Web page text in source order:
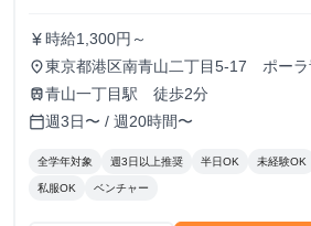
currency_yen 時給1,300円～
place東京都港区南青山二丁目5-17 ポー
13F
train青山一丁目駅 徒歩2分
calendar_today週3日〜 / 週20時間〜
全学年対象 週3日以上推奨 半日OK 未経験OK
私服OK ベンチャー